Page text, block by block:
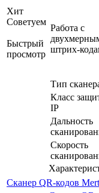
Хит
Советуем
Быстрый
просмотр
Работа с
штрих-
Тип
Класс
IP
Дальность
Скорость
Сканер QR-кодов